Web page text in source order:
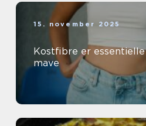
15. november 2025
Kostfibre er
mave